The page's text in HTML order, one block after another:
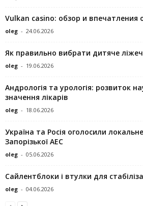
Vulkan casino: обзор и впечатления
oleg - 24.06.2026
Як правильно вибрати дитяче
oleg - 19.06.2026
Андрологія та урологія: розвиток
значення лікарів
oleg - 18.06.2026
Україна та Росія оголосили
Запорізької АЕС
oleg - 05.06.2026
Сайлентблоки і втулки для
oleg - 04.06.2026